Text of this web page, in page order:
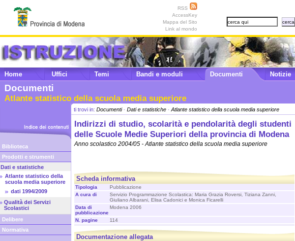
RSS
AccessKey
Mappa del Sito
Link al mondo
Home Uffici Temi Bandi e moduli Documenti Notizie
Documenti
Atlante statistico della scuola media superiore
Biblioteca
Prodotti e strumenti
Dati e statistiche
Atlante statistico della
scuola media superiore
dati 1994/2009
Qualità dei Servizi
Scolastici
Delibere
Normativa
ti trovi in: Documenti· Dati e statistiche · Atlante statistico della scuola media superiore
Indirizzi di studio, scolarità e pendolarità degli studenti
delle Scuole Medie Superiori della provincia di Modena
Anno scolastico 2004/05 - Atlante statistico della scuola media superiore
Scheda informativa
Tipologia
Pubblicazione
A cura di
Servizio Programmazione Scolastica: Maria Grazia Roversi, Tiziana Zanni,
Giuliano Albarani, Elisa Cadonici e Monica Ficarelli
Data di
pubblicazione
Modena 2006
N. pagine 114
Documentazione allegata